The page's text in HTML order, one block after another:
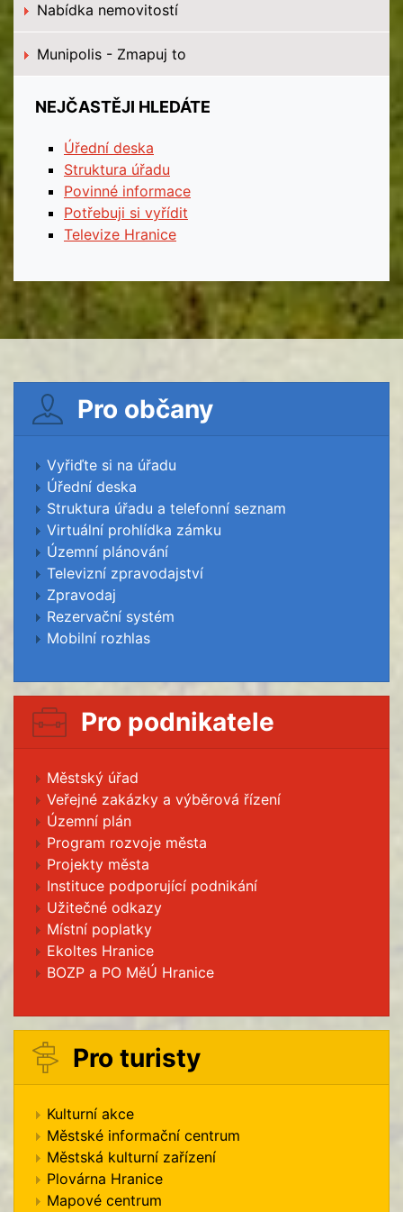
Nabídka nemovitostí
Munipolis - Zmapuj to
NEJČASTĚJI HLEDÁTE
Úřední deska
Struktura úřadu
Povinné informace
Potřebuji si vyřídit
Televize Hranice
Pro občany
Vyřiďte si na úřadu
Úřední deska
Struktura úřadu a telefonní seznam
Virtuální prohlídka zámku
Územní plánování
Televizní zpravodajství
Zpravodaj
Rezervační systém
Mobilní rozhlas
Pro podnikatele
Městský úřad
Veřejné zakázky a výběrová řízení
Územní plán
Program rozvoje města
Projekty města
Instituce podporující podnikání
Užitečné odkazy
Místní poplatky
Ekoltes Hranice
BOZP a PO MěÚ Hranice
Pro turisty
Kulturní akce
Městské informační centrum
Městská kulturní zařízení
Plovárna Hranice
Mapové centrum